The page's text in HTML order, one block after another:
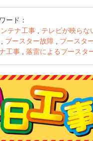
ード：
テナ工事 テレビが映らな
ブースター故障 ブースタ
工事
落雷によるブースタ